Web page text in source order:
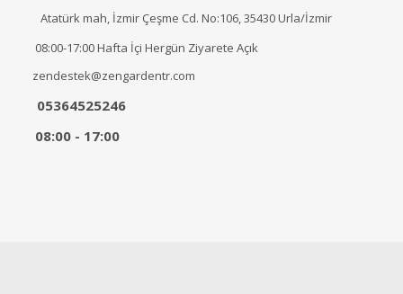
Atatürk mah, İzmir Çeşme Cd. No:106, 35430 Urla/İzmir
08:00-17:00 Hafta İçi Hergün Ziyarete Açık
zendestek@zengardentr.com
05364525246
08:00 - 17:00